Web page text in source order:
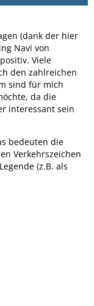
(dank der hier
Navi von
Viele
den zahlreichen
sind für mich
da die
interessant sein
bedeuten die
Verkehrszeichen
(z.B. als